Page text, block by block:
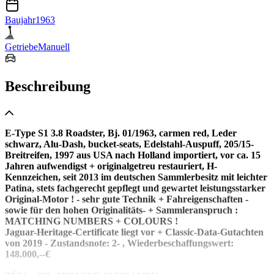
Baujahr1963
GetriebeManuell
Beschreibung
E-Type S1 3.8 Roadster, Bj. 01/1963, carmen red, Leder
schwarz, Alu-Dash, bucket-seats, Edelstahl-Auspuff, 205/15-
Breitreifen, 1997 aus USA nach Holland importiert, vor ca. 15
Jahren aufwendigst + originalgetreu restauriert, H-
Kennzeichen, seit 2013 im deutschen Sammlerbesitz mit leichter
Patina, stets fachgerecht gepflegt und gewartet leistungsstarker
Original-Motor ! - sehr gute Technik + Fahreigenschaften -
sowie für den hohen Originalitäts- + Sammleranspruch :
MATCHING NUMBERS + COLOURS !
Jaguar-Heritage-Certificate liegt vor + Classic-Data-Gutachten
von 2019 - Zustandsnote: 2- , Wiederbeschaffungswert:
148.000,--€